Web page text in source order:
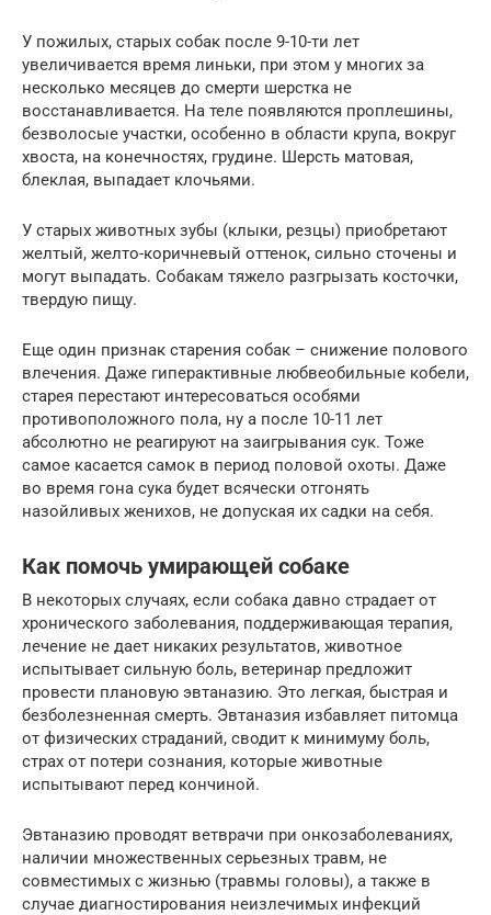
У пожилых, старых собак после 9-10-ти лет
увеличивается время линьки, при этом у многих за
несколько месяцев до смерти шерстка не
восстанавливается. На теле появляются проплешины,
безволосые участки, особенно в области крупа, вокруг
хвоста, на конечностях, грудине. Шерсть матовая,
блеклая, выпадает клочьями.
У старых животных зубы (клыки, резцы) приобретают
желтый, желто-коричневый оттенок, сильно сточены и
могут выпадать. Собакам тяжело разгрызать косточки,
твердую пищу.
Еще один признак старения собак – снижение полового
влечения. Даже гиперактивные любвеобильные кобели,
старея перестают интересоваться особями
противоположного пола, ну а после 10-11 лет
абсолютно не реагируют на заигрывания сук. Тоже
самое касается самок в период половой охоты. Даже
во время гона сука будет всячески отгонять
назойливых женихов, не допуская их садки на себя.
Как помочь умирающей собаке
В некоторых случаях, если собака давно страдает от
хронического заболевания, поддерживающая терапия,
лечение не дает никаких результатов, животное
испытывает сильную боль, ветеринар предложит
провести плановую эвтаназию. Это легкая, быстрая и
безболезненная смерть. Эвтаназия избавляет питомца
от физических страданий, сводит к минимуму боль,
страх от потери сознания, которые животные
испытывают перед кончиной.
Эвтаназию проводят ветврачи при онкозаболеваниях,
наличии множественных серьезных травм, не
совместимых с жизнью (травмы головы), а также в
случае диагностирования неизлечимых инфекций